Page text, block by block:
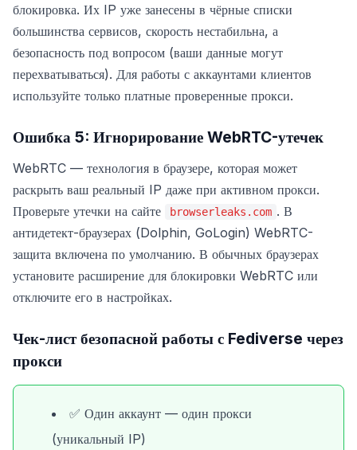
блокировка. Их IP уже занесены в чёрные списки
большинства сервисов, скорость нестабильна, а
безопасность под вопросом (ваши данные могут
перехватываться). Для работы с аккаунтами клиентов
используйте только платные проверенные прокси.
Ошибка 5: Игнорирование WebRTC-утечек
WebRTC — технология в браузере, которая может
раскрыть ваш реальный IP даже при активном прокси.
Проверьте утечки на сайте
browserleaks.com . В
антидетект-браузерах (Dolphin, GoLogin) WebRTC-
защита включена по умолчанию. В обычных браузерах
установите расширение для блокировки WebRTC или
отключите его в настройках.
Чек-лист безопасной работы с Fediverse через
прокси
✅ Один аккаунт — один прокси
(уникальный IP)